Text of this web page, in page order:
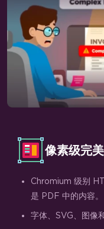
像素级完
Chromium 级别
是 PDF 中的内容。
字体、SVG、图像